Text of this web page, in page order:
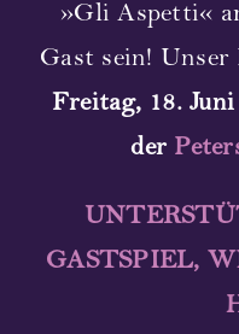
»Gli Aspetti«
Gast sein!
Freitag, 18.
der
GASTSPIEL,